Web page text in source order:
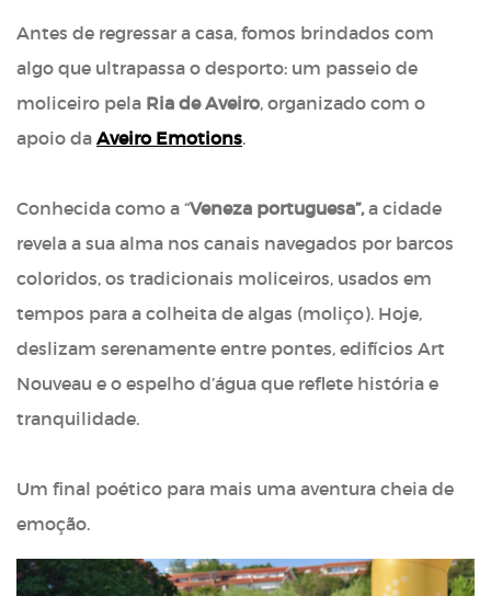
Antes de regressar a casa, fomos brindados com
algo que ultrapassa o desporto: um passeio de
moliceiro pela Ria de Aveiro, organizado com o
apoio da Aveiro Emotions.
Conhecida como a “Veneza portuguesa”,a cidade
revela a sua alma nos canais navegados por barcos
coloridos, os tradicionais moliceiros, usados em
tempos para a colheita de algas (moliço). Hoje,
deslizam serenamente entre pontes, edifícios Art
Nouveau e o espelho d’água que reflete história e
tranquilidade.
Um final poético para mais uma aventura cheia de
emoção.